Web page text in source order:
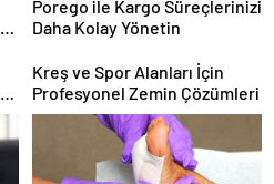
Porego ile Kargo Süreçlerinizi
Daha Kolay Yönetin
Kreş ve Spor Alanları İçin
Profesyonel Zemin Çözümleri